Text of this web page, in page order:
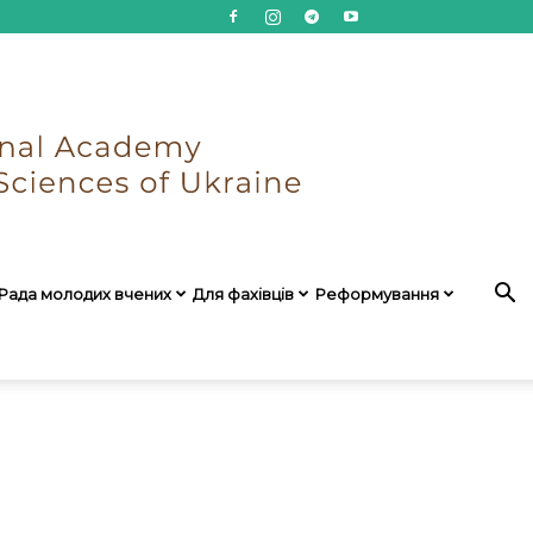
молодих вчених Для фахівців Реформування